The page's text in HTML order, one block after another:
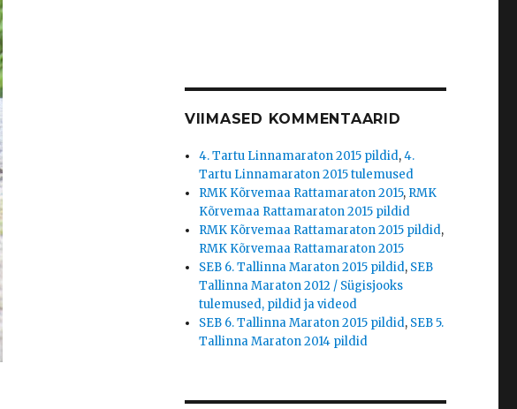
VIIMASED KOMMENTAARID
4. Tartu Linnamaraton 2015 pildid,4.
Tartu Linnamaraton 2015 tulemused
RMK Kõrvemaa Rattamaraton 2015, RMK
Kõrvemaa Rattamaraton 2015 pildid
RMK Kõrvemaa Rattamaraton 2015 pildid,
RMK Kõrvemaa Rattamaraton 2015
SEB 6. Tallinna Maraton 2015 pildid, SEB
Tallinna Maraton 2012 / Sügisjooks
tulemused, pildid ja videod
SEB 6. Tallinna Maraton 2015 pildid, SEB 5.
Tallinna Maraton 2014 pildid